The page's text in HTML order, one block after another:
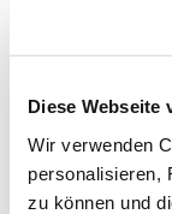
Diese Webseite
Wir verwenden
personalisieren,
zu können und